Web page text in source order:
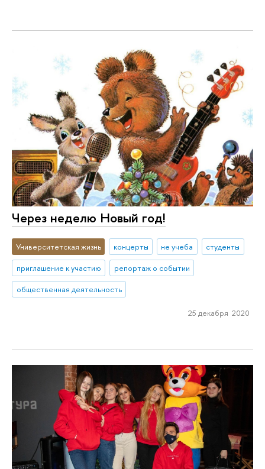
Через неделю Новый год!
Университетская жизнь концерты не учеба
студенты
приглашение к участию
репортаж о событии
общественная деятельность
25 декабря 2020